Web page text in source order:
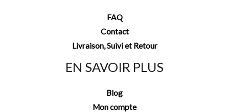
FAQ
Contact
Livraison, Suivi et Retour
EN SAVOIR PLUS
Blog
Mon compte